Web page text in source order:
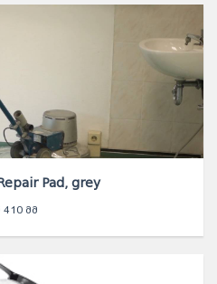
Pad, grey
410 ᲛᲛ